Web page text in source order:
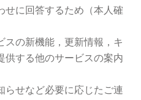
せに回答するため（本人確
スの新機能，更新情報，キ
供する他のサービスの案内
らせなど必要に応じたご連